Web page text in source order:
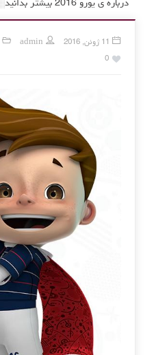
درباره ی یورو 2016 بیشتر بدانید
11 ژوئن, 2016 admin
0